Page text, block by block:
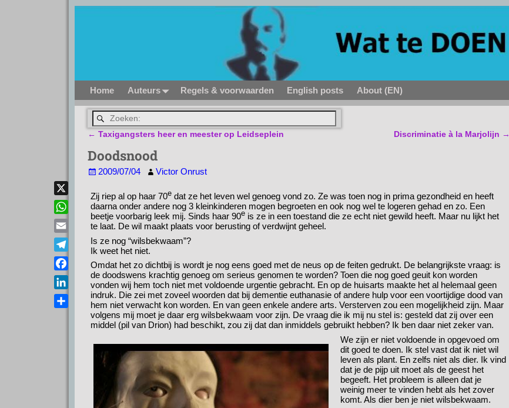
Home Auteurs Regels & voorwaarden English posts About (EN)
← Taxigangsters heer en meester op Leidseplein Discriminatie à la Marjolijn →
Doodsnood
2009/07/04 Victor Onrust
Zij riep al op haar 70edat ze het leven wel genoeg vond zo. Ze was toen nog in prima gezondheid en heeft
daarna onder andere nog 3 kleinkinderen mogen begroeten en ook nog wel te logeren gehad en zo. Een
beetje voorbarig leek mij. Sinds haar 90eis ze in een toestand die ze echt niet gewild heeft. Maar nu lijkt het
te laat. De wil maakt plaats voor berusting of verdwijnt geheel.
Is ze nog “wilsbekwaam”?
Ik weet het niet.
Omdat het zo dichtbij is wordt je nog eens goed met de neus op de feiten gedrukt. De belangrijkste vraag: is
de doodswens krachtig genoeg om serieus genomen te worden? Toen die nog goed geuit kon worden
vonden wij hem toch niet met voldoende urgentie gebracht. En op de huisarts maakte het al helemaal geen
indruk. Die zei met zoveel woorden dat bij dementie euthanasie of andere hulp voor een voortijdige dood van
hem niet verwacht kon worden. En van geen enkele andere arts. Versterven zou een mogelijkheid zijn. Maar
volgens mij moet je daar erg wilsbekwaam voor zijn. De vraag die ik mij nu stel is: gesteld dat zij over een
middel (pil van Drion) had beschikt, zou zij dat dan inmiddels gebruikt hebben? Ik ben daar niet zeker van.
We zijn er niet voldoende in opgevoed om
dit goed te doen. Ik stel vast dat ik niet wil
leven als plant. En zelfs niet als dier. Ik vind
dat je de pijp uit moet als de geest het
begeeft. Het probleem is alleen dat je
weinig meer te vinden hebt als het zover
komt. Als dier ben je niet wilsbekwaam.
X
W
h
a
t
s
A
p
E
m
a
l
T
e
l
e
F
a
c
L
i